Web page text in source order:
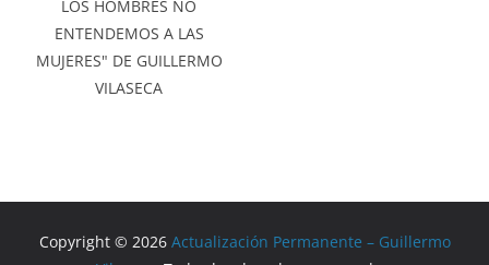
LOS HOMBRES NO
ENTENDEMOS A LAS
MUJERES" DE GUILLERMO
VILASECA
Copyright © 2026 Actualización Permanente – Guillermo